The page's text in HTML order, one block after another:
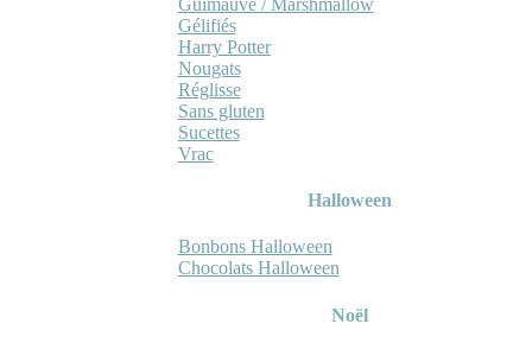
Gélifiés
Harry Potter
Nougats
Réglisse
Sans gluten
Sucettes
Vrac
Halloween
Bonbons Halloween
Chocolats Halloween
Noël